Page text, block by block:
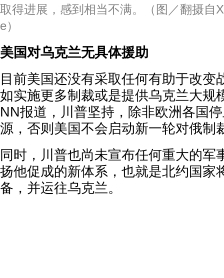
取得进展，感到相当不满。（图／翻摄自
e）
美国对乌克兰无具体援助
目前美国还没有采取任何有助于改变
如实施更多制裁或是提供乌克兰大规
NN报道，川普坚持，除非欧洲各国
源，否则美国不会启动新一轮对俄制
同时，川普也尚未宣布任何重大的军
扬他促成的新体系，也就是北约国家
备，并运往乌克兰。